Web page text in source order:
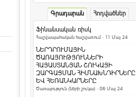
Ի՞նչ դաջվածքներ են
նախընտրում հայերը և
արդյո՞ք հասկանու...
Երկնագույն աչքերով կատուն
համացանցի աստղ է դարձել
Տեսանյութեր / Ֆոտո
Ամանոր 2016` Կարմիր կամ Կրակե
Գրադարան Հոդվածներ
Ֆինանսական ռիսկ
Հաշվապահական հաշվառում· 11 Մայ 24
ՆԵՐԴՐՈՒՄԱՅԻՆ
ԾԱՌԱՅՈՒԹՅՈՒՆՆԵՐԻ
ՀԱՅԱՍՏԱՆՅԱՆ ՇՈՒԿԱՅԻ
ԶԱՐԳԱՑՄԱՆ ՀԻՄՆԱԽՆԴԻՐՆԵՐԸ
ԵՎ ՀԵՌԱՆԿԱՐՆԵՐԸ
Ծառայություն (ների շուկա) · 06 Մայ 24